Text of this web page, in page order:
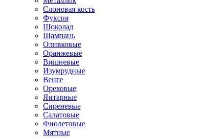
Слоновая кость
Фуксия
Шоколад
Шампань
Оливковые
Оранжевые
Вишневые
Изумрудные
Венге
Ореховые
Янтарные
Сиреневые
Салатовые
Фиолетовые
Мятные